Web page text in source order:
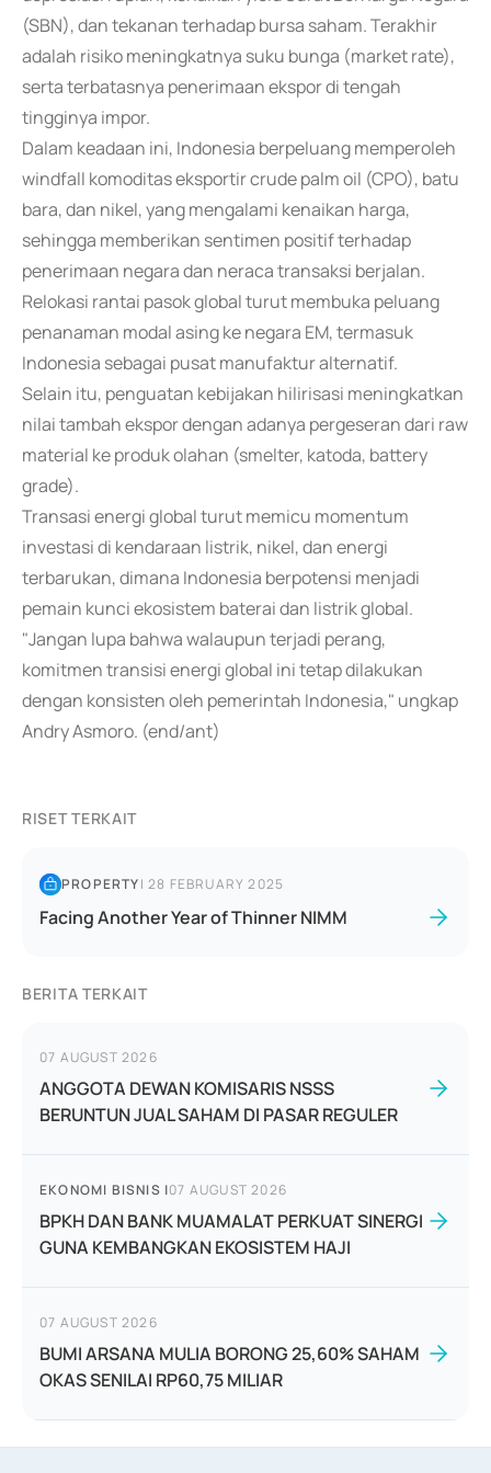
(SBN), dan tekanan terhadap bursa saham. Terakhir
adalah risiko meningkatnya suku bunga (market rate),
serta terbatasnya penerimaan ekspor di tengah
tingginya impor.
Dalam keadaan ini, Indonesia berpeluang memperoleh
windfall komoditas eksportir crude palm oil (CPO), batu
bara, dan nikel, yang mengalami kenaikan harga,
sehingga memberikan sentimen positif terhadap
penerimaan negara dan neraca transaksi berjalan.
Relokasi rantai pasok global turut membuka peluang
penanaman modal asing ke negara EM, termasuk
Indonesia sebagai pusat manufaktur alternatif.
Selain itu, penguatan kebijakan hilirisasi meningkatkan
nilai tambah ekspor dengan adanya pergeseran dari raw
material ke produk olahan (smelter, katoda, battery
grade).
Transasi energi global turut memicu momentum
investasi di kendaraan listrik, nikel, dan energi
terbarukan, dimana Indonesia berpotensi menjadi
pemain kunci ekosistem baterai dan listrik global.
"Jangan lupa bahwa walaupun terjadi perang,
komitmen transisi energi global ini tetap dilakukan
dengan konsisten oleh pemerintah Indonesia," ungkap
Andry Asmoro. (end/ant)
RISET TERKAIT
PROPERTY|28 FEBRUARY 2025
Facing Another Year of Thinner NIMM
BERITA TERKAIT
07 AUGUST 2026
ANGGOTA DEWAN KOMISARIS NSSS
BERUNTUN JUAL SAHAM DI PASAR REGULER
EKONOMI BISNIS |07 AUGUST 2026
BPKH DAN BANK MUAMALAT PERKUAT SINERGI
GUNA KEMBANGKAN EKOSISTEM HAJI
07 AUGUST 2026
BUMI ARSANA MULIA BORONG 25,60% SAHAM
OKAS SENILAI RP60,75 MILIAR